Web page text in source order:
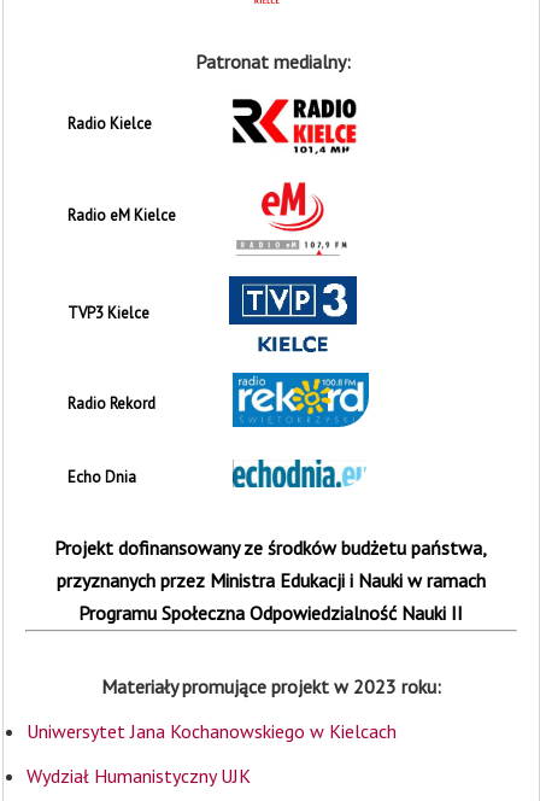
Patronat medialny:
Radio Kielce
Radio eM Kielce
TVP3 Kielce
Radio Rekord
Echo Dnia
Projekt dofinansowany ze środków budżetu państwa,
przyznanych przez Ministra Edukacji i Nauki w ramach
Programu Społeczna Odpowiedzialność Nauki II
Materiały promujące projekt w 2023 roku:
Uniwersytet Jana Kochanowskiego w Kielcach
Wydział Humanistyczny UJK